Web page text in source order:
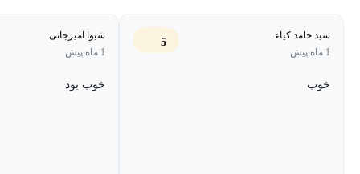
بسازند، رضایت شغلی بیشتری تجربه کنند و با وضوح و اعتمادبه‌نفس
سید حامد کیاء
1 ماه پیش
5
خوب
شیوا امیرجانی
1 ماه پیش
خوب بود